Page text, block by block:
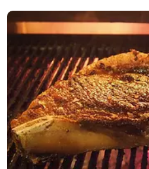
目指す人も、頑...